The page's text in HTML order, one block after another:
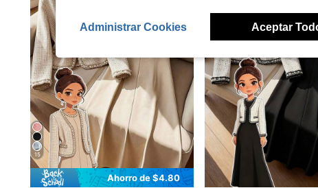
15
Ahorro de $4.80
Administrar Cookies Aceptar